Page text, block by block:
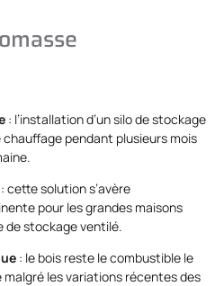
: l’installation d’un silo de stockage
pendant plusieurs mois
: cette solution s’avère
pour les grandes maisons
de stockage ventilé.
: le bois reste le combustible le
malgré les variations récentes des